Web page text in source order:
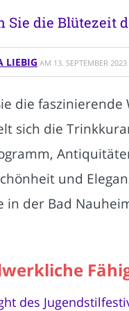
Sie die Blütezeit
LIEBIG AM 13. SEPTEMBER 2023
die
sich die
und
in der Bad
des